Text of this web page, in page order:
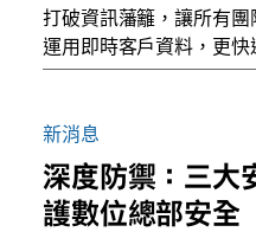
打破資訊藩籬，讓所有
運用即時客戶資料，更快
新消息
深度防禦：三大
護數位總部安全